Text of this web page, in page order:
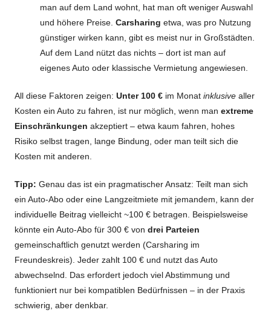
man auf dem Land wohnt, hat man oft weniger Auswahl
und höhere Preise. Carsharing etwa, was pro Nutzung
günstiger wirken kann, gibt es meist nur in Großstädten.
Auf dem Land nützt das nichts – dort ist man auf
eigenes Auto oder klassische Vermietung angewiesen.
All diese Faktoren zeigen: Unter 100 € im Monat inklusive aller
Kosten ein Auto zu fahren, ist nur möglich, wenn man extreme
Einschränkungen akzeptiert – etwa kaum fahren, hohes
Risiko selbst tragen, lange Bindung, oder man teilt sich die
Kosten mit anderen.
Tipp: Genau das ist ein pragmatischer Ansatz: Teilt man sich
ein Auto-Abo oder eine Langzeitmiete mit jemandem, kann der
individuelle Beitrag vielleicht ~100 € betragen. Beispielsweise
könnte ein Auto-Abo für 300 € von drei Parteien
gemeinschaftlich genutzt werden (Carsharing im
Freundeskreis). Jeder zahlt 100 € und nutzt das Auto
abwechselnd. Das erfordert jedoch viel Abstimmung und
funktioniert nur bei kompatiblen Bedürfnissen – in der Praxis
schwierig, aber denkbar.